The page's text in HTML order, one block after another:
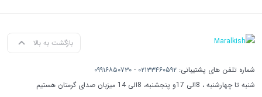
بازگشت به بالا
شماره تلفن های پشتیبانی: ۰۲۱۳۳۴۶۰۵۹۲ - ۰۹۹۱۶۸۵۰۷۳۰
شنبه تا چهارشنبه ، 8الی 17و پنجشنبه، 8الی 14 میزبان صدای گرمتان هستیم